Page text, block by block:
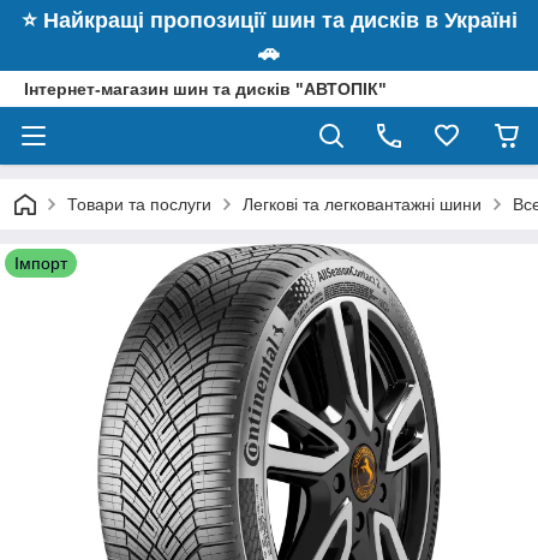
⭐️ Найкращі пропозиції шин та дисків в Україні
🚗
Інтернет-магазин шин та дисків "АВТОПІК"
Товари та послуги Легкові та легковантажні шини
Імпорт